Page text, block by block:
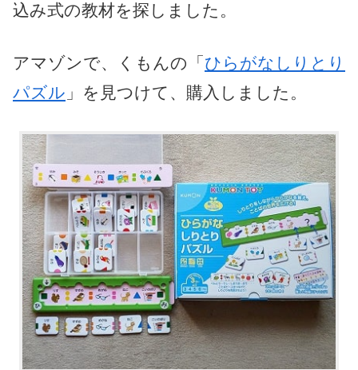
込み式の教材を探しました。
アマゾンで、くもんの「 ひらがなしりとり
パズル 」を見つけて、購入しました。